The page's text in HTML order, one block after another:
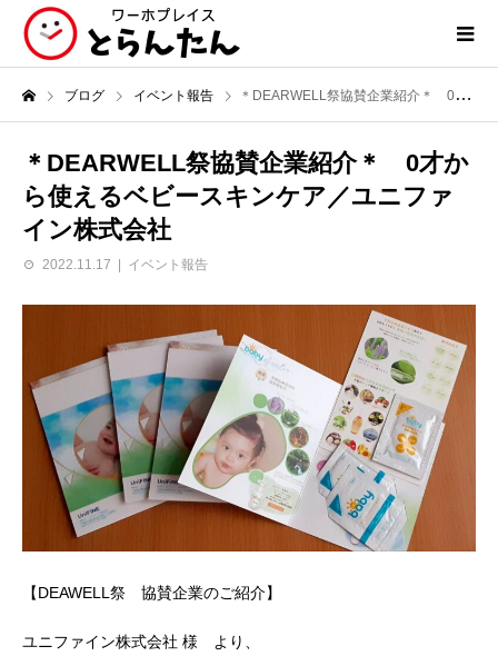
ブログ イベント報告 ＊DEARWELL祭協賛企業紹介＊ 0才から使えるベビースキンケア／ユニファイン株式会社
＊DEARWELL祭協賛企業紹介＊ 0才か
ら使えるベビースキンケア／ユニファ
イン株式会社
2022.11.17 イベント報告
【DEAWELL祭 協賛企業のご紹介】
ユニファイン株式会社 様 より、